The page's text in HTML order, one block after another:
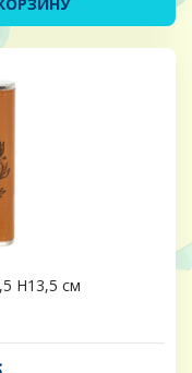
H13,5 см